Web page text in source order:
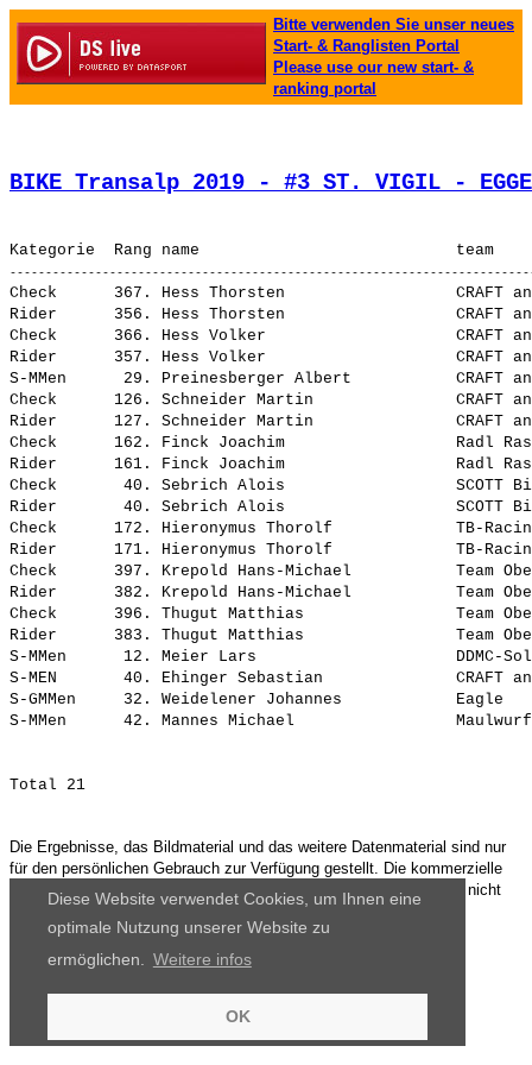
Diese Website verwendet Cookies, um Ihnen eine
optimale Nutzung unserer Website zu
ermöglichen.
Weitere infos
OK
Bitte verwenden Sie unser neues
Start- & Ranglisten Portal
Please use our new start- &
ranking portal
BIKE Transalp 2019 - #3 ST. VIGIL -
Check      367. Hess Thorsten                  CRAFT
Rider      356. Hess Thorsten                  CRAFT
Check      366. Hess Volker                    CRAFT
Rider      357. Hess Volker                    CRAFT
S-MMen      29. Preinesberger Albert
Check      126. Schneider Martin
Rider      127. Schneider Martin               CRAFT
Check      162. Finck Joachim                  Radl
Rider      161. Finck Joachim                  Radl
Check       40. Sebrich Alois                  SCOTT
Rider       40. Sebrich Alois                  SCOTT
Check      172. Hieronymus Thorolf             TB-
Rider      171. Hieronymus Thorolf             TB-
Check      397. Krepold Hans-Michael           Team
Rider      382. Krepold Hans-Michael           Team
Check      396. Thugut Matthias                Team
Rider      383. Thugut Matthias                Team
S-MMen      12. Meier Lars                     DDMC-
S-MEN       40. Ehinger Sebastian
S-GMMen     32. Weidelener Johannes
Die Ergebnisse, das Bildmaterial und das weitere Datenmaterial sind nur
für den persönlichen Gebrauch zur Verfügung gestellt. Die kommerzielle
Nutzung, Weitergabe ganz oder teilweise und / oder Nachdruck ist nicht